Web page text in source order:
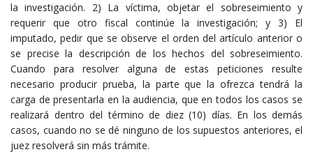
la investigación. 2) La víctima, objetar el sobreseimiento y
requerir que otro fiscal continúe la investigación; y 3) El
imputado, pedir que se observe el orden del artículo anterior o
se precise la descripción de los hechos del sobreseimiento.
Cuando para resolver alguna de estas peticiones resulte
necesario producir prueba, la parte que la ofrezca tendrá la
carga de presentarla en la audiencia, que en todos los casos se
realizará dentro del término de diez (10) días. En los demás
casos, cuando no se dé ninguno de los supuestos anteriores, el
juez resolverá sin más trámite.